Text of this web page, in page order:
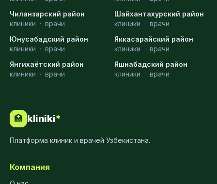
Чиланзарский район
клиники · врачи
Шайхантахурский район
клиники · врачи
Юнусабадский район
клиники · врачи
Яккасарайский район
клиники · врачи
Янгихаётский район
клиники · врачи
Яшнабадский район
клиники · врачи
🏥 kliniki*
Платформа клиник и врачей Узбекистана.
Компания